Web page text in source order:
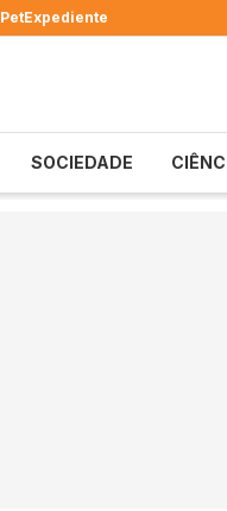
PetExpediente
SOCIEDADE